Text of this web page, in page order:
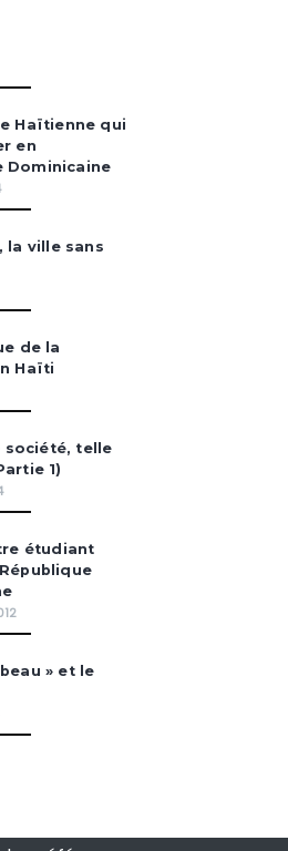
Haïtienne qui
en
Dominicaine
la ville sans
de la
Haïti
société, telle
1)
étudiant
» et le